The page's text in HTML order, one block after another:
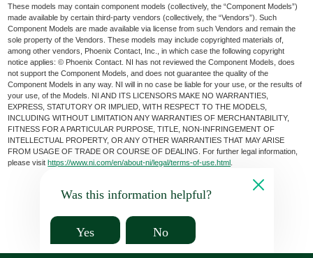
These models may contain component models (collectively, the “Component Models”)
made available by certain third-party vendors (collectively, the “Vendors”). Such
Component Models are made available via license from such Vendors and remain the
sole property of the Vendors. These models may include copyrighted materials of,
among other vendors, Phoenix Contact, Inc., in which case the following copyright
notice applies: © Phoenix Contact. NI has not reviewed the Component Models, does
not support the Component Models, and does not guarantee the quality of the
Component Models in any way. NI will in no case be liable for your use, or the results of
your use, of the Models. NI AND ITS LICENSORS MAKE NO WARRANTIES,
EXPRESS, STATUTORY OR IMPLIED, WITH RESPECT TO THE MODELS,
INCLUDING WITHOUT LIMITATION ANY WARRANTIES OF MERCHANTABILITY,
FITNESS FOR A PARTICULAR PURPOSE, TITLE, NON-INFRINGEMENT OF
INTELLECTUAL PROPERTY, OR ANY OTHER WARRANTIES THAT MAY ARISE
FROM USAGE OF TRADE OR COURSE OF DEALING. For further legal information,
please visithttps://www.ni.com/en/about-ni/legal/terms-of-use.html
Was this information helpful?
Yes No